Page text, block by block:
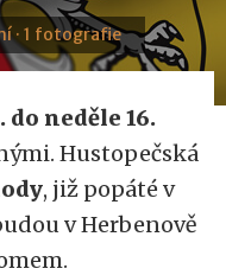
· 1 fotografie
do neděle 16.
Hustopečská
, již popáté v
v Herbenově